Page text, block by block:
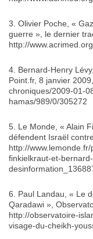
3. Olivier Poche, «
guerre », le dernier
http://
4. Bernard-Henry
Point.fr, 8 janvier
chroniques/2009-01-
hamas/989/0/305272
5. Le Monde, « Alain
défendent Israël
http://
finkielkraut-et-
6. Paul Landau, « Le
Qaradawi »,
http://observatoire-
visage-du-cheikh-